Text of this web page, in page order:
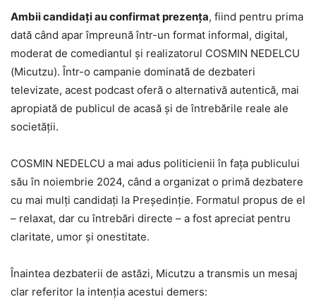
Ambii candidați au confirmat prezența, fiind pentru prima
dată când apar împreună într-un format informal, digital,
moderat de comediantul și realizatorul COSMIN NEDELCU
(Micutzu). Într-o campanie dominată de dezbateri
televizate, acest podcast oferă o alternativă autentică, mai
apropiată de publicul de acasă și de întrebările reale ale
societății.
COSMIN NEDELCU a mai adus politicienii în fața publicului
său în noiembrie 2024, când a organizat o primă dezbatere
cu mai mulți candidați la Președinție. Formatul propus de el
– relaxat, dar cu întrebări directe – a fost apreciat pentru
claritate, umor și onestitate.
Înaintea dezbaterii de astăzi, Micutzu a transmis un mesaj
clar referitor la intenția acestui demers: